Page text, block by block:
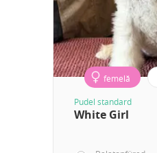
femelă
Pudel standard
White Girl